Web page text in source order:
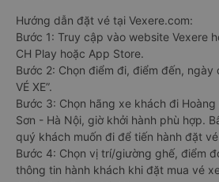
Hướng dẫn đặt vé tại Vexere.com:
Bước 1: Truy cập vào website Vexere
CH Play hoặc App Store.
Bước 2: Chọn điểm đi, điểm đến, ngày
VÉ XE”.
Bước 3: Chọn hãng xe khách đi
Sơn - Hà Nội, giờ khởi hành phù hợp.
quý khách muốn đi để tiến hành đặt
Bước 4: Chọn vị trí/giường ghế, điểm
thông tin hành khách khi đặt mua vé